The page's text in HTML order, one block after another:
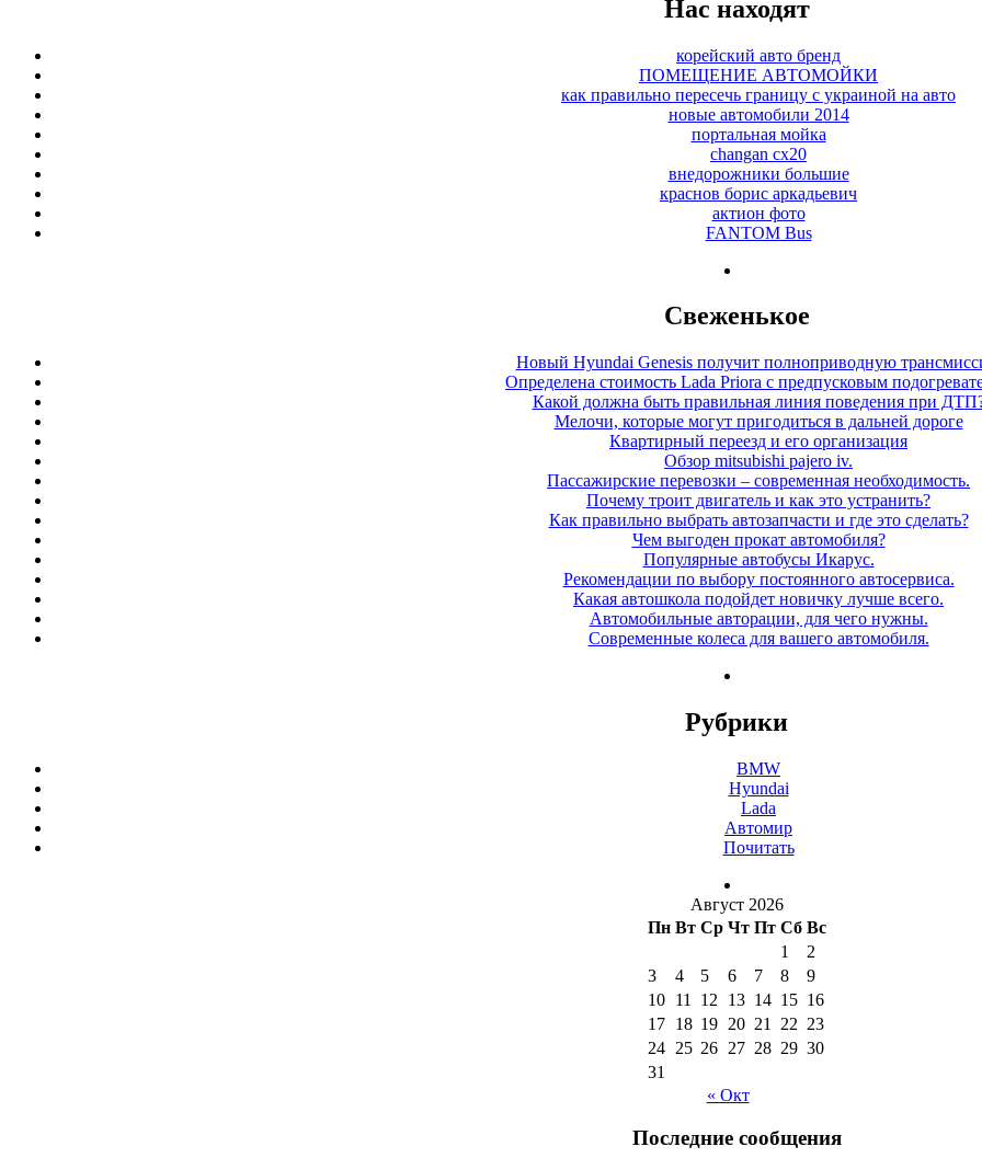
Нас находят
корейский авто бренд
ПОМЕЩЕНИЕ АВТОМОЙКИ
как правильно пересечь границу с украиной на авто
новые автомобили 2014
портальная мойка
changan cx20
внедорожники большие
краснов борис аркадьевич
актион фото
FANTOM Bus
Свеженькое
Новый Hyundai Genesis получит полноприводную
Определена стоимость Lada Priora с предпусковым
Какой должна быть правильная линия поведения при
Мелочи, которые могут пригодиться в дальней дороге
Квартирный переезд и его организация
Обзор mitsubishi pajero iv.
Пассажирские перевозки – современная необходимость.
Почему троит двигатель и как это устранить?
Как правильно выбрать автозапчасти и где это сделать?
Чем выгоден прокат автомобиля?
Популярные автобусы Икарус.
Рекомендации по выбору постоянного автосервиса.
Какая автошкола подойдет новичку лучше всего.
Автомобильные авторации, для чего нужны.
Современные колеса для вашего автомобиля.
Рубрики
BMW
Hyundai
Lada
Автомир
Почитать
Август 2026
Пн Вт Ср Чт Пт Сб Вс
1
2
3
4 5 6 7 8
9
10
11 12 13 14 15 16
17
18 19 20 21 22 23
24
25 26 27 28 29 30
31
« Окт
Последние сообщения